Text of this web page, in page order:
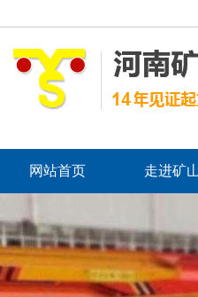
网站首页 走进矿